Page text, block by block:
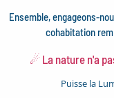
Ensemble, engageons-
cohabitation
☄ La nature n'a
Puisse la